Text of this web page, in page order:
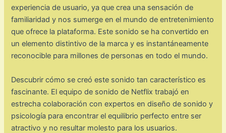
experiencia de usuario, ya que crea una sensación de
familiaridad y nos sumerge en el mundo de entretenimiento
que ofrece la plataforma. Este sonido se ha convertido en
un elemento distintivo de la marca y es instantáneamente
reconocible para millones de personas en todo el mundo.
Descubrir cómo se creó este sonido tan característico es
fascinante. El equipo de sonido de Netflix trabajó en
estrecha colaboración con expertos en diseño de sonido y
psicología para encontrar el equilibrio perfecto entre ser
atractivo y no resultar molesto para los usuarios.